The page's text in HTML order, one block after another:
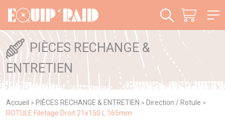
PIÈCES RECHANGE &
ENTRETIEN
Accueil > PIÈCES RECHANGE & ENTRETIEN > Direction / Rotule >
ROTULE Filetage Droit 21x150 L:165mm
Panneau de gestion des cookies